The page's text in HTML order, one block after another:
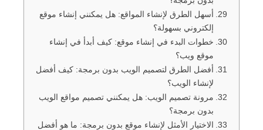
أسهل الطرق لإنشاء المواقع: هل يمكنني إنشاء موقع
إلكتروني بسهولة؟
خطوات البدء في إنشاء موقع: كيف أبدأ في إنشاء
موقع ويب؟
أفضل الطرق لتصميم الويب بدون برمجة: كيف أفضل
لإنشاء الويب؟
مرونة تصميم الويب: هل يمكنني تصميم مواقع الويب
بدون برمجة؟
الاختيار الأمثل لإنشاء موقع بدون برمجة: ما هو أفضل